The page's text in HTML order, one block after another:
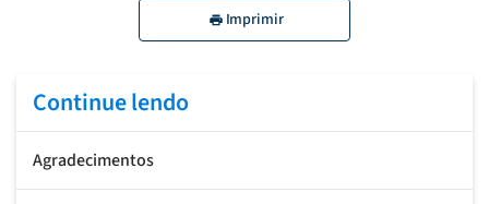
Imprimir
Continue lendo
Agradecimentos